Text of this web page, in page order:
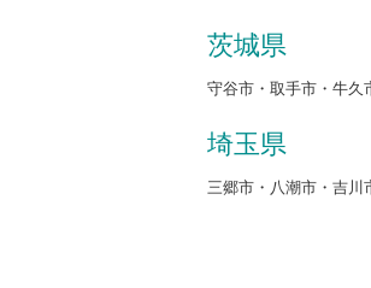
茨城県
守谷市・取手市・牛久
埼玉県
三郷市・八潮市・吉川